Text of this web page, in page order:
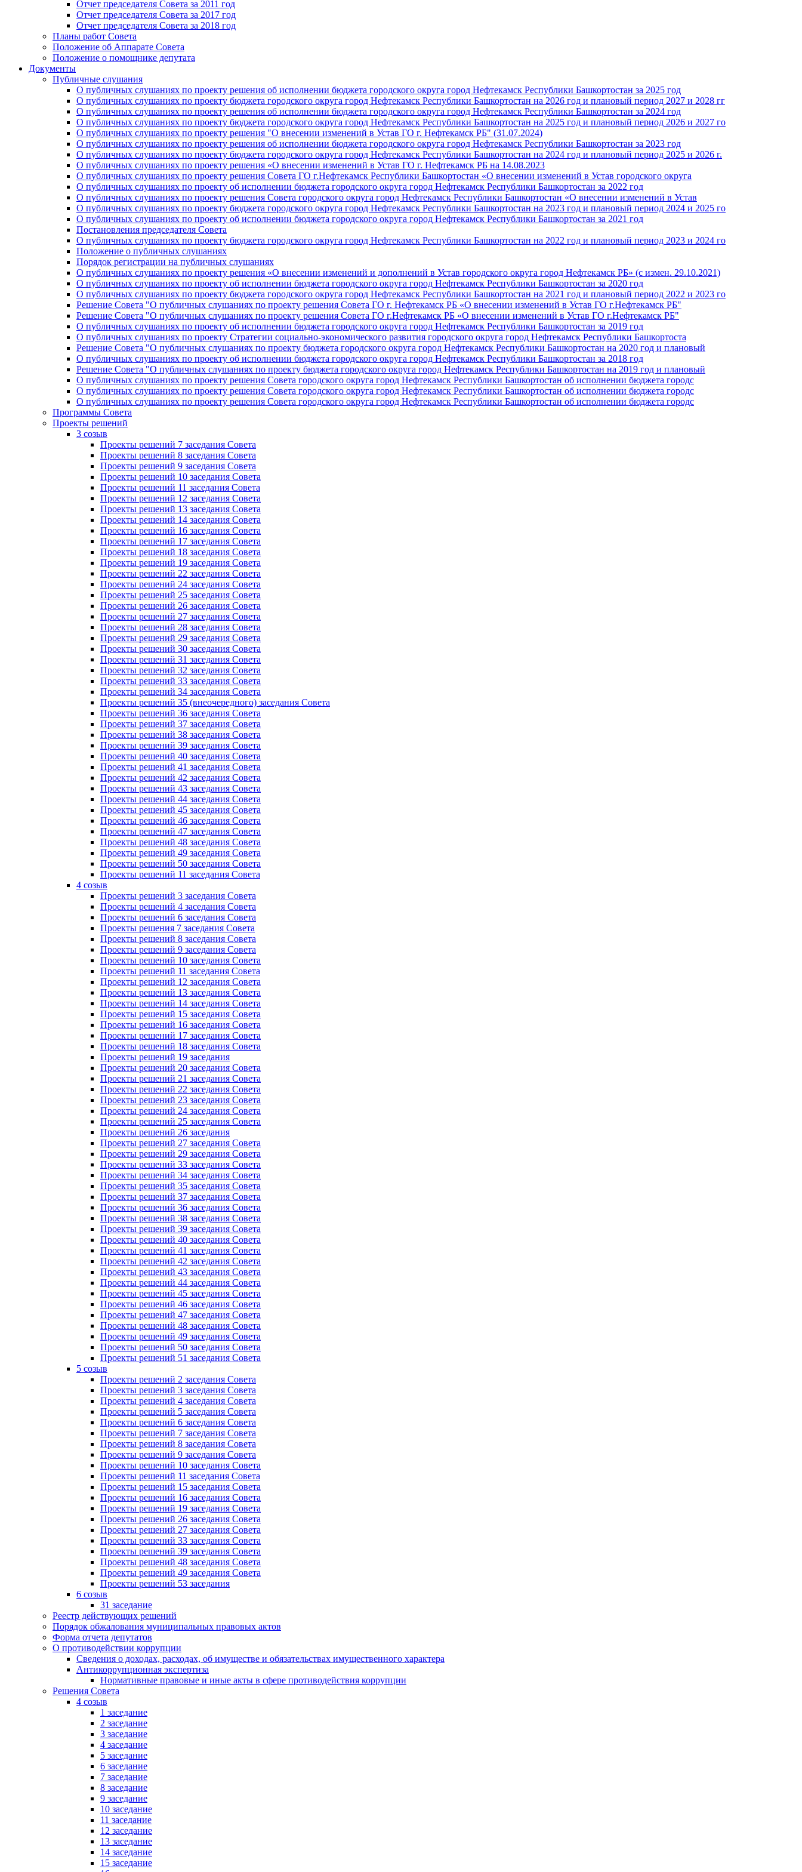
Отчет председателя Совета за 2011 год
Отчет председателя Совета за 2017 год
Отчет председателя Совета за 2018 год
Планы работ Совета
Положение об Аппарате Совета
Положение о помощнике депутата
Документы
Публичные слушания
О публичных слушаниях по проекту решения об исполнении бюджета городского округа город Нефтекамск Республики Башкортостан за 2025 год
О публичных слушаниях по проекту бюджета городского округа город Нефтекамск Республики Башкортостан на 2026 год и плановый период 2027 и 2028 гг
О публичных слушаниях по проекту решения об исполнении бюджета городского округа город Нефтекамск Республики Башкортостан за 2024 год
О публичных слушаниях по проекту бюджета городского округа город Нефтекамск Республики Башкортостан на 2025 год и плановый период 2026 и 2027 го
О публичных слушаниях по проекту решения "О внесении изменений в Устав ГО г. Нефтекамск РБ" (31.07.2024)
О публичных слушаниях по проекту решения об исполнении бюджета городского округа город Нефтекамск Республики Башкортостан за 2023 год
О публичных слушаниях по проекту бюджета городского округа город Нефтекамск Республики Башкортостан на 2024 год и плановый период 2025 и 2026 г.
О публичных слушаниях по проекту решения «О внесении изменений в Устав ГО г. Нефтекамск РБ на 14.08.2023
О публичных слушаниях по проекту решения Совета ГО г.Нефтекамск Республики Башкортостан «О внесении изменений в Устав городского округа
О публичных слушаниях по проекту об исполнении бюджета городского округа город Нефтекамск Республики Башкортостан за 2022 год
О публичных слушаниях по проекту решения Совета городского округа город Нефтекамск Республики Башкортостан «О внесении изменений в Устав
О публичных слушаниях по проекту бюджета городского округа город Нефтекамск Республики Башкортостан на 2023 год и плановый период 2024 и 2025 го
О публичных слушаниях по проекту об исполнении бюджета городского округа город Нефтекамск Республики Башкортостан за 2021 год
Постановления председателя Совета
О публичных слушаниях по проекту бюджета городского округа город Нефтекамск Республики Башкортостан на 2022 год и плановый период 2023 и 2024 го
Положение о публичных слушаниях
Порядок регистрации на публичных слушаниях
О публичных слушаниях по проекту решения «О внесении изменений и дополнений в Устав городского округа город Нефтекамск РБ» (с измен. 29.10.2021)
О публичных слушаниях по проекту об исполнении бюджета городского округа город Нефтекамск Республики Башкортостан за 2020 год
О публичных слушаниях по проекту бюджета городского округа город Нефтекамск Республики Башкортостан на 2021 год и плановый период 2022 и 2023 го
Решение Совета "О публичных слушаниях по проекту решения Совета ГО г. Нефтекамск РБ «О внесении изменений в Устав ГО г.Нефтекамск РБ"
Решение Совета "О публичных слушаниях по проекту решения Совета ГО г.Нефтекамск РБ «О внесении изменений в Устав ГО г.Нефтекамск РБ"
О публичных слушаниях по проекту об исполнении бюджета городского округа город Нефтекамск Республики Башкортостан за 2019 год
О публичных слушаниях по проекту Стратегии социально-экономического развития городского округа город Нефтекамск Республики Башкортоста
Решение Совета "О публичных слушаниях по проекту бюджета городского округа город Нефтекамск Республики Башкортостан на 2020 год и плановый
О публичных слушаниях по проекту об исполнении бюджета городского округа город Нефтекамск Республики Башкортостан за 2018 год
Решение Совета "О публичных слушаниях по проекту бюджета городского округа город Нефтекамск Республики Башкортостан на 2019 год и плановый
О публичных слушаниях по проекту решения Совета городского округа город Нефтекамск Республики Башкортостан об исполнении бюджета городс
О публичных слушаниях по проекту решения Совета городского округа город Нефтекамск Республики Башкортостан об исполнении бюджета городс
О публичных слушаниях по проекту решения Совета городского округа город Нефтекамск Республики Башкортостан об исполнении бюджета городс
Программы Совета
Проекты решений
3 созыв
Проекты решений 7 заседания Совета
Проекты решений 8 заседания Совета
Проекты решений 9 заседания Совета
Проекты решений 10 заседания Совета
Проекты решений 11 заседания Совета
Проекты решений 12 заседания Совета
Проекты решений 13 заседания Совета
Проекты решений 14 заседания Совета
Проекты решений 16 заседания Совета
Проекты решений 17 заседания Совета
Проекты решений 18 заседания Совета
Проекты решений 19 заседания Совета
Проекты решений 22 заседания Совета
Проекты решений 24 заседания Совета
Проекты решений 25 заседания Совета
Проекты решений 26 заседания Совета
Проекты решений 27 заседания Совета
Проекты решений 28 заседания Совета
Проекты решений 29 заседания Совета
Проекты решений 30 заседания Совета
Проекты решений 31 заседания Совета
Проекты решений 32 заседания Совета
Проекты решений 33 заседания Совета
Проекты решений 34 заседания Совета
Проекты решений 35 (внеочередного) заседания Совета
Проекты решений 36 заседания Совета
Проекты решений 37 заседания Совета
Проекты решений 38 заседания Совета
Проекты решений 39 заседания Совета
Проекты решений 40 заседания Совета
Проекты решений 41 заседания Совета
Проекты решений 42 заседания Совета
Проекты решений 43 заседания Совета
Проекты решений 44 заседания Совета
Проекты решений 45 заседания Совета
Проекты решений 46 заседания Совета
Проекты решений 47 заседания Совета
Проекты решений 48 заседания Совета
Проекты решений 49 заседания Совета
Проекты решений 50 заседания Совета
Проекты решений 11 заседания Совета
4 созыв
Проекты решений 3 заседания Совета
Проекты решений 4 заседания Совета
Проекты решений 6 заседания Совета
Проекты решения 7 заседания Совета
Проекты решений 8 заседания Совета
Проекты решений 9 заседания Совета
Проекты решений 10 заседания Совета
Проекты решений 11 заседания Совета
Проекты решений 12 заседания Совета
Проекты решений 13 заседания Совета
Проекты решений 14 заседания Совета
Проекты решений 15 заседания Совета
Проекты решений 16 заседания Совета
Проекты решений 17 заседания Совета
Проекты решений 18 заседания Совета
Проекты решений 19 заседания
Проекты решений 20 заседания Совета
Проекты решений 21 заседания Совета
Проекты решений 22 заседания Совета
Проекты решений 23 заседания Совета
Проекты решений 24 заседания Совета
Проекты решений 25 заседания Совета
Проекты решений 26 заседания
Проекты решений 27 заседания Совета
Проекты решений 29 заседания Совета
Проекты решений 33 заседания Совета
Проекты решений 34 заседания Совета
Проекты решений 35 заседания Совета
Проекты решений 37 заседания Совета
Проекты решений 36 заседания Совета
Проекты решений 38 заседания Совета
Проекты решений 39 заседания Совета
Проекты решений 40 заседания Совета
Проекты решений 41 заседания Совета
Проекты решений 42 заседания Совета
Проекты решений 43 заседания Совета
Проекты решений 44 заседания Совета
Проекты решений 45 заседания Совета
Проекты решений 46 заседания Совета
Проекты решений 47 заседания Совета
Проекты решений 48 заседания Совета
Проекты решений 49 заседания Совета
Проекты решений 50 заседания Совета
Проекты решений 51 заседания Совета
5 созыв
Проекты решений 2 заседания Совета
Проекты решений 3 заседания Совета
Проекты решений 4 заседания Совета
Проекты решений 5 заседания Совета
Проекты решений 6 заседания Совета
Проекты решений 7 заседания Совета
Проекты решений 8 заседания Совета
Проекты решений 9 заседания Совета
Проекты решений 10 заседания Совета
Проекты решений 11 заседания Совета
Проекты решений 15 заседания Совета
Проекты решений 16 заседания Совета
Проекты решений 19 заседания Совета
Проекты решений 26 заседания Совета
Проекты решений 27 заседания Совета
Проекты решений 33 заседания Совета
Проекты решений 39 заседания Совета
Проекты решений 48 заседания Совета
Проекты решений 49 заседания Совета
Проекты решений 53 заседания
6 созыв
31 заседание
Реестр действующих решений
Порядок обжалования муниципальных правовых актов
Форма отчета депутатов
О противодействии коррупции
Сведения о доходах, расходах, об имуществе и обязательствах имущественного характера
Антикоррупционная экспертиза
Нормативные правовые и иные акты в сфере противодействия коррупции
Решения Совета
4 созыв
1 заседание
2 заседание
3 заседание
4 заседание
5 заседание
6 заседание
7 заседание
8 заседание
9 заседание
10 заседание
11 заседание
12 заседание
13 заседание
14 заседание
15 заседание